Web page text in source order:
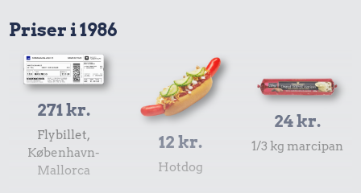
Priser i 1986
271 kr.
Flybillet,
København-
Mallorca
12 kr.
Hotdog
24 kr.
1/3 kg marcipan